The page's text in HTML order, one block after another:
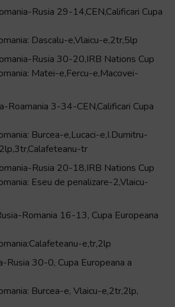
Rusia 29-14,CEN,Calificari Cupa
Dascalu-e,Vlaicu-e,2tr,5lp
Rusia 30-20,IRB Nations Cup
Matei-e,Fercu-e,Macovei-
3-34-CEN,Calificari Cupa
Burcea-e,Lucaci-e,I.Dumitru-
tr
Rusia 20-18,IRB Nations Cup
Eseu de penalizare-2,Vlaicu-
Romania 16-13, Cupa Europeana
e,tr,2lp
30-0, Cupa Europeana a
Burcea-e, Vlaicu-e,2tr,2lp,